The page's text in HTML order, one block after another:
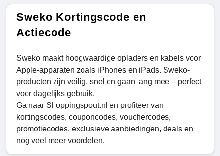
Sweko Kortingscode en
Actiecode
Sweko maakt hoogwaardige opladers en kabels voor
Apple-apparaten zoals iPhones en iPads. Sweko-
producten zijn veilig, snel en gaan lang mee – perfect
voor dagelijks gebruik.
Ga naar Shoppingspout.nl en profiteer van
kortingscodes, couponcodes, vouchercodes,
promotiecodes, exclusieve aanbiedingen, deals en
nog veel meer voordelen.